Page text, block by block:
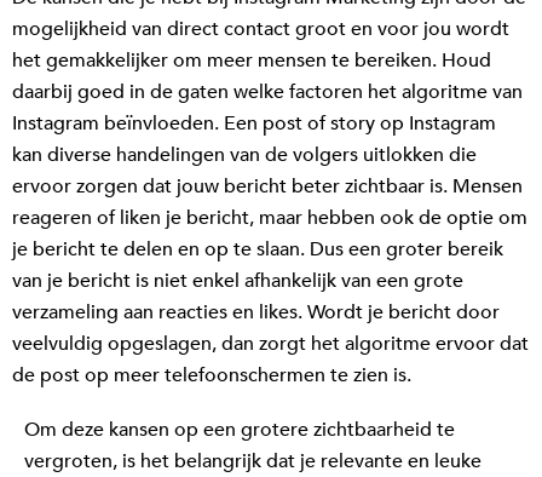
mogelijkheid van direct contact groot en voor jou wordt
het gemakkelijker om meer mensen te bereiken. Houd
daarbij goed in de gaten welke factoren het algoritme van
Instagram beïnvloeden. Een post of story op Instagram
kan diverse handelingen van de volgers uitlokken die
ervoor zorgen dat jouw bericht beter zichtbaar is. Mensen
reageren of liken je bericht, maar hebben ook de optie om
je bericht te delen en op te slaan. Dus een groter bereik
van je bericht is niet enkel afhankelijk van een grote
verzameling aan reacties en likes. Wordt je bericht door
veelvuldig opgeslagen, dan zorgt het algoritme ervoor dat
de post op meer telefoonschermen te zien is.
Om deze kansen op een grotere zichtbaarheid te
vergroten, is het belangrijk dat je relevante en leuke